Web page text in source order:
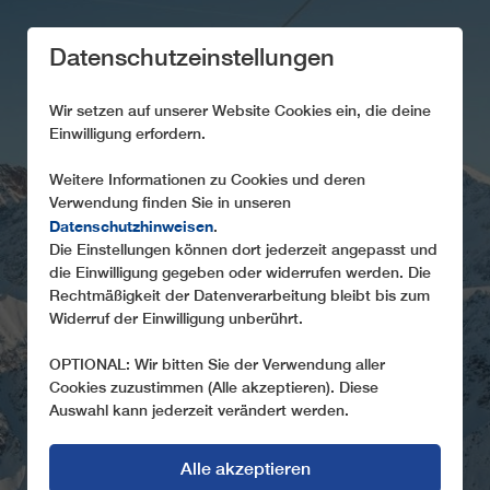
NACHHALTIGKEIT
BEI LEITNER
High-tech Lösungen für den nachhaltigen
Seilbahnbetrieb
Datenschutzeinstellungen
Wir setzen auf unserer Website Cookies ein, die deine
Einwilligung erfordern.
Weitere Informationen zu Cookies und deren
Verwendung finden Sie in unseren
Datenschutzhinweisen.
Die Einstellungen können dort jederzeit angepasst und
die Einwilligung gegeben oder widerrufen werden. Die
Rechtmäßigkeit der Datenverarbeitung bleibt bis zum
Widerruf der Einwilligung unberührt.
OPTIONAL: Wir bitten Sie der Verwendung aller
Cookies zuzustimmen (Alle akzeptieren). Diese
Auswahl kann jederzeit verändert werden.
Alle akzeptieren